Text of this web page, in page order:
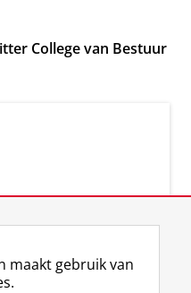
College van Bestuur
maakt gebruik van